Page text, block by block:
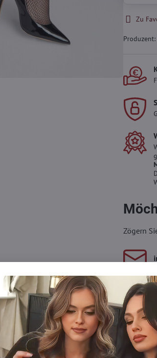
Zu
Produzent:
Zögern
Beschreibung Bewertungen
Blumenmuster, das die Beine
Tragekomfort ohne Druckstellen.
für elegante als auch für alltagstaugliche